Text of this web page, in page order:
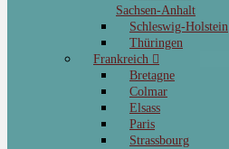
Sachsen-Anhalt
Schleswig-Holstein
Thüringen
Frankreich
Bretagne
Colmar
Elsass
Paris
Strassbourg